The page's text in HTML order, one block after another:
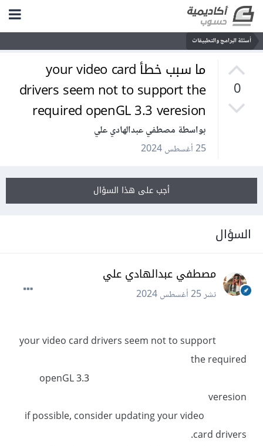
أسئلة البرامج والتطبيقات
0
ما سبب خطأ your video card
drivers seem not to support the
required openGL 3.3 veresion
بواسطة مصطفي عبدالهادي علي
25 أغسطس 2024
أجب على هذا السؤال
السؤال
مصطفي عبدالهادي علي
نشر25 أغسطس 2024
your video card drivers seem not to support
the required
openGL 3.3
veresion
if possible, consider updating your video
card drivers.